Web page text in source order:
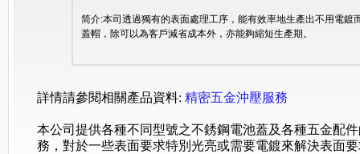
简介:本司透過獨有的表面處理工序，能有效率地生產出不用電鍍
蓋帽，除可以為客戶減省成本外，亦能夠縮短生產期。
詳情請參閱相關產品資料: 精密五金沖壓服務
本公司提供各種不同型號之不銹鋼電池蓋及各種五金配
務，對於一些表面要求特別光亮或需要電鍍來解決表面